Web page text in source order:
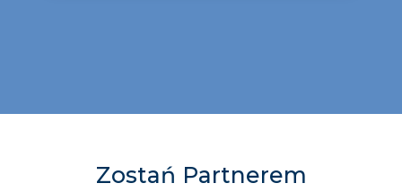
Zostań Partnerem